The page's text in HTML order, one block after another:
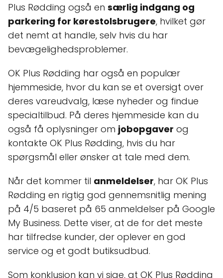
Plus Rødding også en særlig indgang og
parkering for kørestolsbrugere, hvilket gør
det nemt at handle, selv hvis du har
bevægelighedsproblemer.
OK Plus Rødding har også en populær
hjemmeside, hvor du kan se et oversigt over
deres vareudvalg, læse nyheder og findue
specialtilbud. På deres hjemmeside kan du
også få oplysninger om jobopgaver og
kontakte OK Plus Rødding, hvis du har
spørgsmål eller ønsker at tale med dem.
Når det kommer til anmeldelser, har OK Plus
Rødding en rigtig god gennemsnitlig mening
på 4/5 baseret på 65 anmeldelser på Google
My Business. Dette viser, at de for det meste
har tilfredse kunder, der oplever en god
service og et godt butiksudbud.
Som konklusion kan vi sige, at OK Plus Rødding